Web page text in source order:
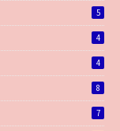
5
4
4
8
7